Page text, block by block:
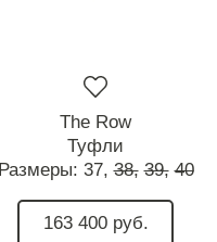
The Row
Туфли
Размеры: 37, 38, 39, 40
163 400 руб.